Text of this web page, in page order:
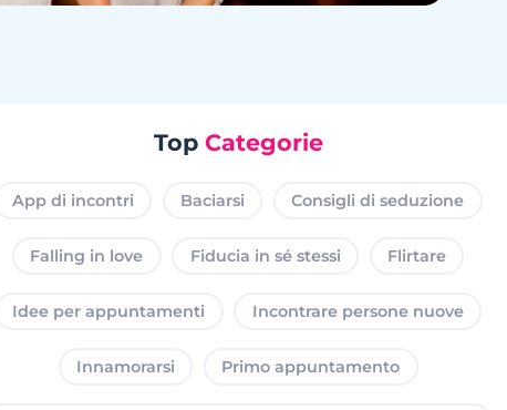
Top Categorie
App di incontri Baciarsi Consigli di seduzione
Falling in love Fiducia in sé stessi Flirtare
Idee per appuntamenti Incontrare persone nuove
Innamorarsi Primo appuntamento